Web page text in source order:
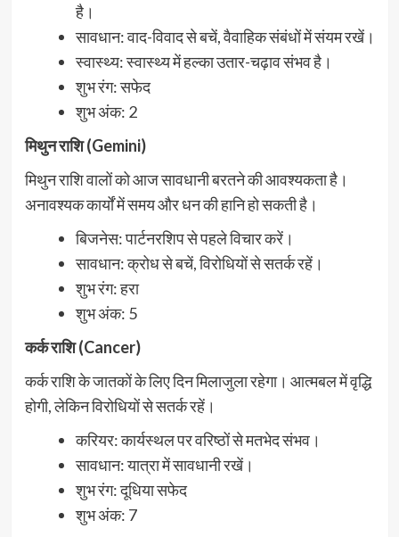
है।
सावधान: वाद-विवाद से बचें, वैवाहिक संबंधों में संयम रखें।
स्वास्थ्य: स्वास्थ्य में हल्का उतार-चढ़ाव संभव है।
शुभ रंग: सफेद
शुभ अंक: 2
मिथुन राशि (Gemini)
मिथुन राशि वालों को आज सावधानी बरतने की आवश्यकता है।
अनावश्यक कार्यों में समय और धन की हानि हो सकती है।
बिजनेस: पार्टनरशिप से पहले विचार करें।
सावधान: क्रोध से बचें, विरोधियों से सतर्क रहें।
शुभ रंग: हरा
शुभ अंक: 5
कर्क राशि (Cancer)
कर्क राशि के जातकों के लिए दिन मिलाजुला रहेगा। आत्मबल में वृद्धि
होगी, लेकिन विरोधियों से सतर्क रहें।
करियर: कार्यस्थल पर वरिष्ठों से मतभेद संभव।
सावधान: यात्रा में सावधानी रखें।
शुभ रंग: दूधिया सफेद
शुभ अंक: 7